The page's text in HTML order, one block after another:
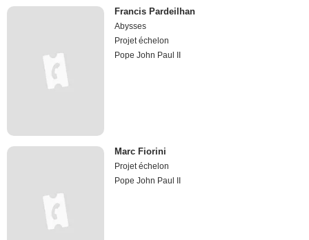
Francis Pardeilhan
Abysses
Projet échelon
Pope John Paul II
Marc Fiorini
Projet échelon
Pope John Paul II